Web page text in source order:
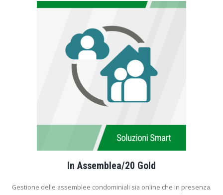
In Assemblea/20 Gold
Gestione delle assemblee condominiali sia online che in presenza.